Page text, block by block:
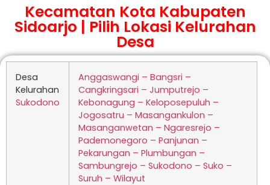
Kecamatan Kota Kabupaten
Sidoarjo | Pilih Lokasi Kelurahan
Desa
Desa
Kelurahan
Sukodono
Anggaswangi – Bangsri –
Cangkringsari – Jumputrejo –
Kebonagung – Keloposepuluh –
Jogosatru – Masangankulon –
Masanganwetan – Ngaresrejo –
Pademonegoro – Panjunan –
Pekarungan – Plumbungan –
Sambungrejo – Sukodono – Suko –
Suruh – Wilayut